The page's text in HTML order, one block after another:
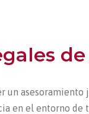
un
en el entorno de